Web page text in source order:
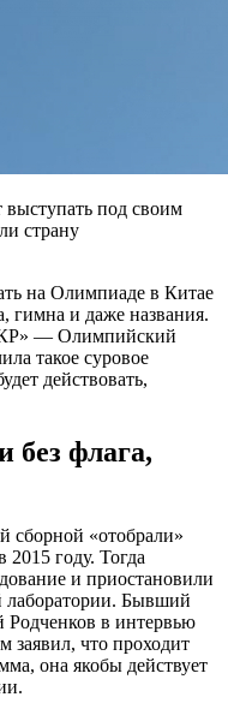
выступать под своим
страну
на Олимпиаде в Китае
гимна и даже названия.
— Олимпийский
такое суровое
действовать,
без флага,
сборной «отобрали»
2015 году. Тогда
и приостановили
лаборатории. Бывший
Родченков в интервью
заявил, что проходит
она якобы действует